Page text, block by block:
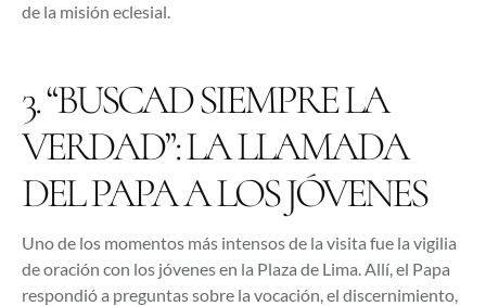
de la misión eclesial.
3. “BUSCAD SIEMPRE LA
VERDAD”: LA LLAMADA
DEL PAPA A LOS JÓVENES
Uno de los momentos más intensos de la visita fue la vigilia
de oración con los jóvenes en la Plaza de Lima. Allí, el Papa
respondió a preguntas sobre la vocación, el discernimiento,